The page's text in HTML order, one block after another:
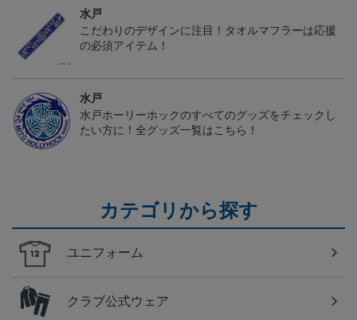
水戸
こだわりのデザインに注目！タオルマフラーは応援
の必須アイテム！
水戸
水戸ホーリーホックのすべてのグッズをチェックし
たい方に！全グッズ一覧はこちら！
カテゴリから探す
ユニフォーム
クラブ公式ウェア